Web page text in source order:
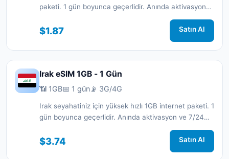
paketi. 1 gün boyunca geçerlidir. Anında aktivasyon
$1.87 Satın Al
Irak eSIM 1GB - 1 Gün
📶 1GB📅 1 gün📡 3G/4G
Irak seyahatiniz için yüksek hızlı 1GB internet paketi. 1
gün boyunca geçerlidir. Anında aktivasyon ve 7/24
$3.74 Satın Al